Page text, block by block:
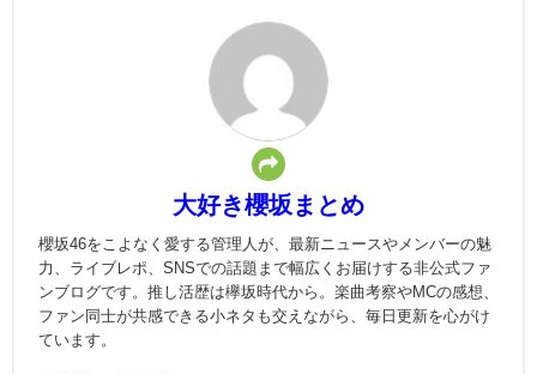
大好き櫻坂まとめ
櫻坂46をこよなく愛する管理人が、最新ニュースやメンバーの魅
力、ライブレポ、SNSでの話題まで幅広くお届けする非公式ファ
ンブログです。推し活歴は欅坂時代から。楽曲考察やMCの感想、
ファン同士が共感できる小ネタも交えながら、毎日更新を心がけ
ています。